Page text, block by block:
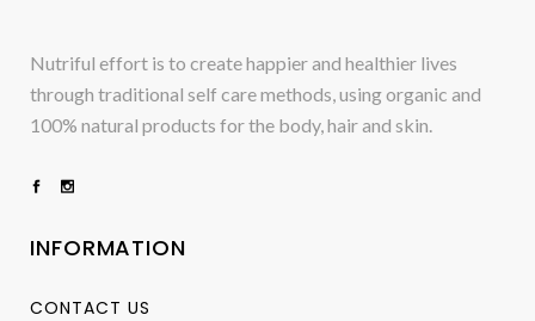
Nutriful effort is to create happier and healthier lives
through traditional self care methods, using organic and
100% natural products for the body, hair and skin.
INFORMATION
CONTACT US